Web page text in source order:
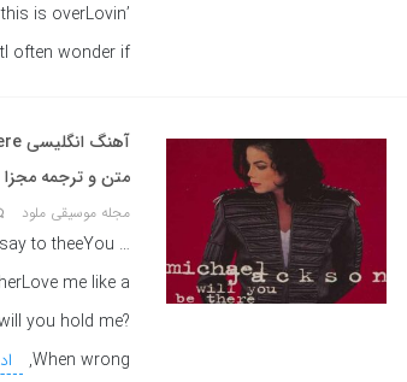
is overLovin’
often wonder if
متن و ترجمه مجزا
مجله موسیقی ملود
to theeYou
me like a
you hold me?
When wrong,